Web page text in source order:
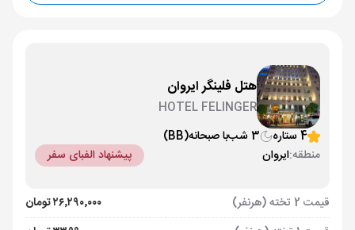
هتل فلینگر ایروان
HOTEL FELINGER
4 ستاره
3 شب با صبحانه(BB)
منطقه:ایروان پیشنهاد الفبای سفر
قیمت 2 تخته (هرنفر)
۲۶٬۲۹۰٬۰۰۰ تومان